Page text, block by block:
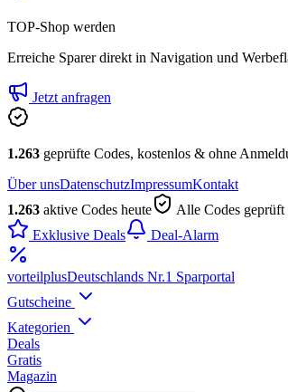
TOP-Shop werden
Erreiche Sparer direkt in Navigation und
Jetzt anfragen
1.263 geprüfte Codes, kostenlos & ohne
Über unsDatenschutzImpressumKontakt
1.263 aktive Codes heute Alle Codes
Exklusive Deals
Deal-Alarm
vorteilplusDeutschlands Nr.1 Sparportal
Gutscheine
Kategorien
Deals
Gratis
Magazin